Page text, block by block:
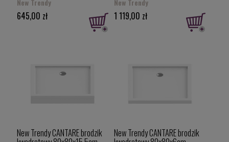
New Trendy
645,00 zł
New Trendy
1 119,00 zł
New Trendy CANTARE brodzik New Trendy CANTARE brodzik